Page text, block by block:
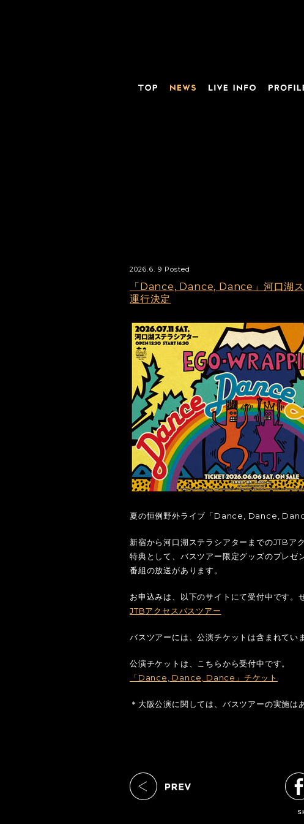
2026.6. 9 Posted
「Dance, Dance, Dance」河口湖
運行決定
夏の恒例野外ライブ「Dance, Dance,
新宿から河口湖ステラシアターまでのJTBア
特典として、バスツアー限定グッズのプレゼ
番組の放送があります。
お申込みは、以下のサイトにて受付中です。
JTBアクセスバスツアー
バスツアーには、公演チケットは含まれてい
公演チケットは、こちらから受付中です。
「Dance, Dance, Dance」チケット
＊大阪公演に関しては、バスツアーの実施は